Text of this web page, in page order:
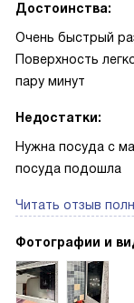
Достоинства:
Очень быстрый
Поверхность
пару минут
Недостатки:
Нужна посуда с
посуда подошла
Читать отзыв
Фотографии и